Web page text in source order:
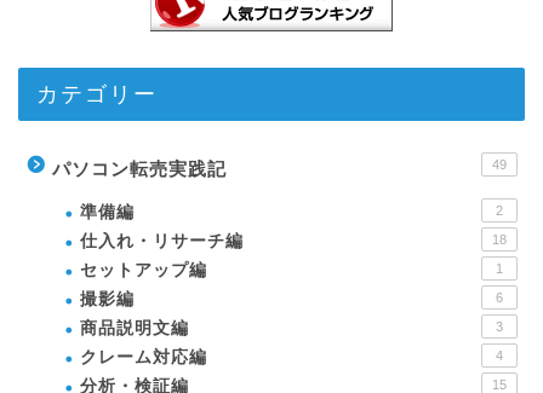
カテゴリー
パソコン転売実践記 49
準備編 2
仕入れ・リサーチ編 18
セットアップ編 1
撮影編 6
商品説明文編 3
クレーム対応編 4
分析・検証編 15